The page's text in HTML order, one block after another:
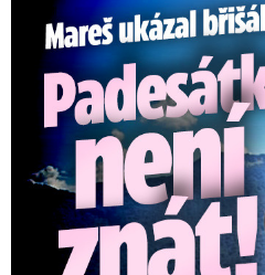
Mareš v dokonalé formě ukázal